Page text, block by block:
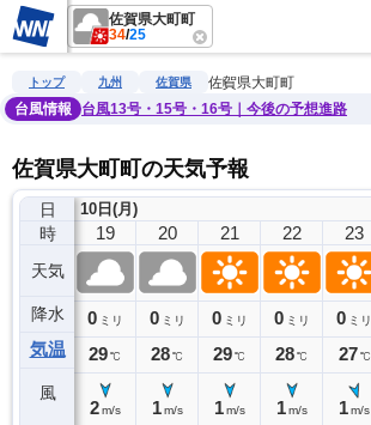
佐賀県大町町
34/25
雨雲レーダー 台風情報 地震情報
トップ 九州 佐賀県
佐賀県大町町
台風情報
台風13号・15号・16号｜今後の予想進路
佐賀県大町町の天気予報
日
時
天気
降水
気温
風
10日(月)
18
0ミリ
30℃
19
0 ミリ
29℃
2 m/s
20
0 ミリ
28℃
1 m/s
21
0 ミリ
29℃
1 m/s
22
0 ミリ
28℃
1 m/s
23
0 ミリ
27 ℃
1m/s